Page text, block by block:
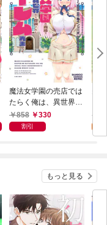
魔法女学園の売店では
たらく俺は、異世界か
ら召喚された『ハーレ
ム先生』です。 (1)
858 330
割引
っ
(1)
もっと見る